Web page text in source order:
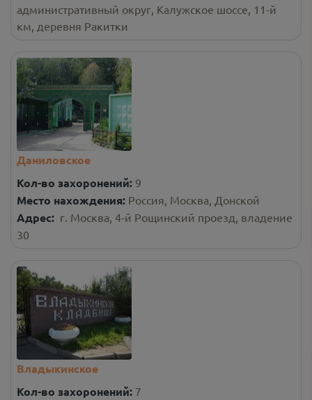
административный округ, Калужское шоссе, 11-й
км, деревня Ракитки
Даниловское
Кол-во захоронений: 9
Место нахождения: Россия, Москва, Донской
Адрес: г. Москва, 4-й Рощинский проезд, владение
30
Владыкинское
Кол-во захоронений: 7